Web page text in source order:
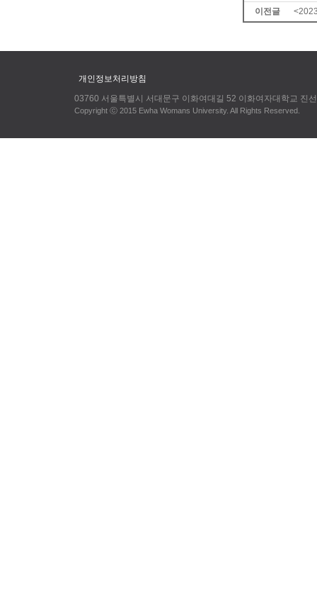
이전글
개인정보처리방침
03760 서울특별시 서대문구 이화여대길 52 이화여자대학교
Copyright ⓒ 2015 Ewha Womans University. All Rights Reserved.